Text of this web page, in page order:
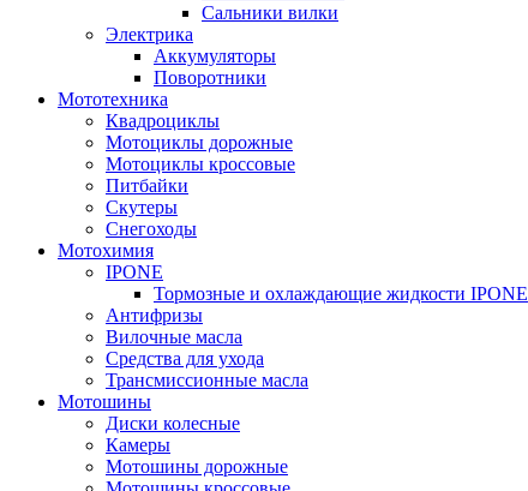
Сальники вилки
Электрика
Аккумуляторы
Поворотники
Мототехника
Квадроциклы
Мотоциклы дорожные
Мотоциклы кроссовые
Питбайки
Скутеры
Снегоходы
Мотохимия
IPONE
Тормозные и охлаждающие жидкости IPONE
Антифризы
Вилочные масла
Средства для ухода
Трансмиссионные масла
Мотошины
Диски колесные
Камеры
Мотошины дорожные